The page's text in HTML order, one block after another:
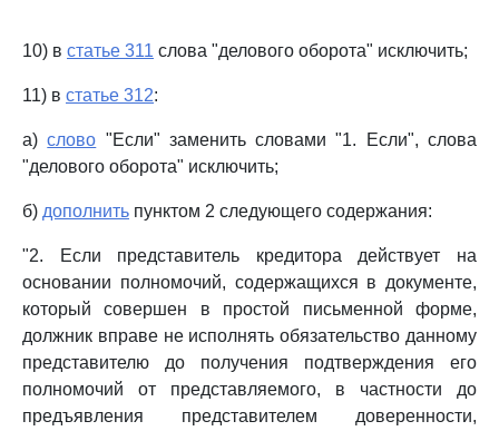
10) в статье 311 слова "делового оборота" исключить;
11) в статье 312:
а)слово "Если" заменить словами "1. Если", слова
"делового оборота" исключить;
б) дополнить пунктом 2 следующего содержания:
"2. Если представитель кредитора действует на
основании полномочий, содержащихся в документе,
который совершен в простой письменной форме,
должник вправе не исполнять обязательство данному
представителю до получения подтверждения его
полномочий от представляемого, в частности до
предъявления представителем доверенности,